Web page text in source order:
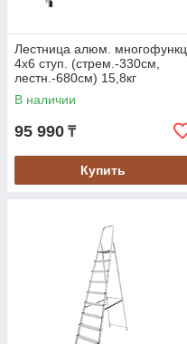
Лестница алюм. многофункц.
4х6 ступ. (стрем.-330см,
лестн.-680см) 15,8кг
STARTUL (ST9732-06)
В наличии
95 990 ₸
Купить